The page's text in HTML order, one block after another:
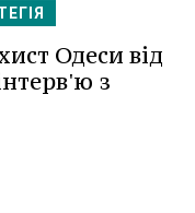
Одеси від
з